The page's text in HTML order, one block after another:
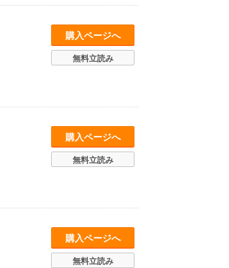
購入ページへ
無料立読み
購入ページへ
無料立読み
購入ページへ
無料立読み